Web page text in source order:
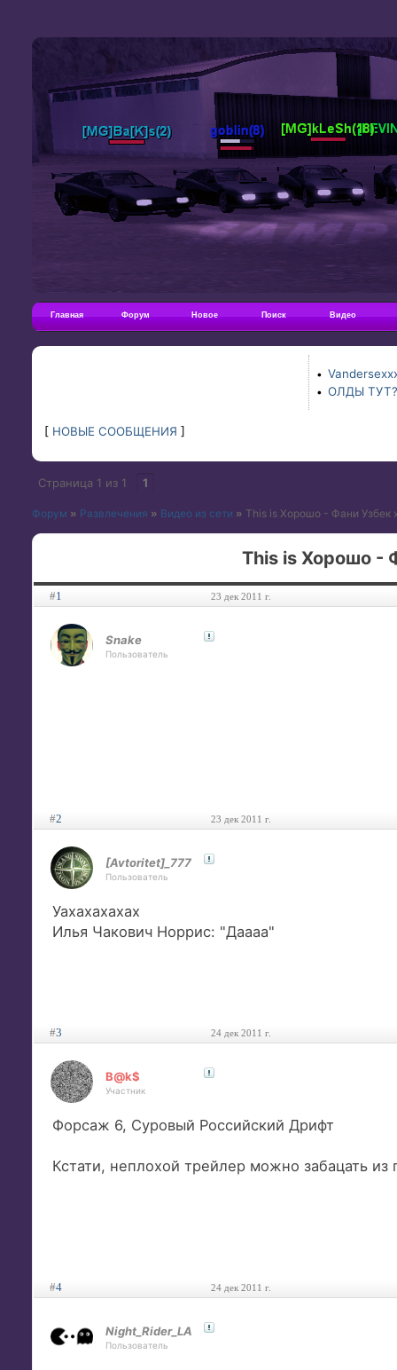
Главная Форум Новое Поиск Видео
•
• ОЛДЫ
[ НОВЫЕ СООБЩЕНИЯ ]
Страница 1 из 1 1
Форум » Развлечения » Видео из сети » This is Хорошо - Фани Узбек
This is Хорошо -
#1 23 дек 2011 г.
Snake
Пользователь
#2 23 дек 2011 г.
[Avtoritet]_777
Пользователь
Уахахахахах
Илья Чакович Норрис: "Даааа"
#3 24 дек 2011 г.
B@k$
Участник
Форсаж 6, Суровый Российский Дрифт
Кстати, неплохой трейлер можно забацать из
#4 24 дек 2011 г.
Night_Rider_LA
Пользователь